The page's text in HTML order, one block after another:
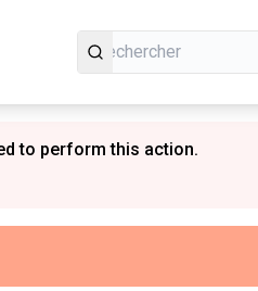
to perform this action.